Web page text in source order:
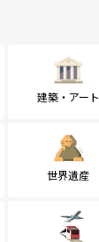
建築・アート
世界遺産